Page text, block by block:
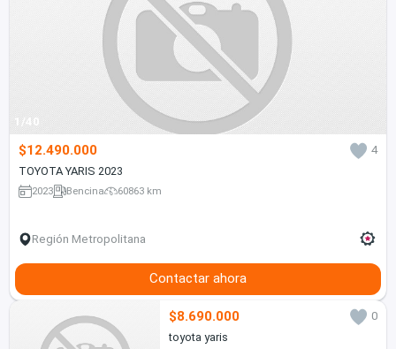
1/40
$12.490.000
4
TOYOTA YARIS 2023
2023 Bencina 60863 km
Región Metropolitana
Contactar ahora
$8.690.000
0
toyota yaris